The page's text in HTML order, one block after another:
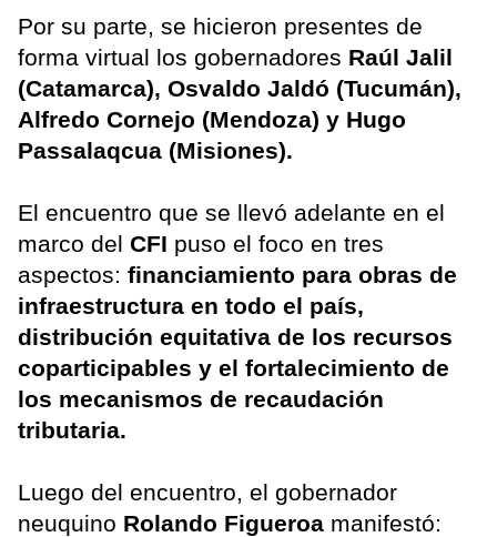
Por su parte, se hicieron presentes de
forma virtual los gobernadores Raúl Jalil
(Catamarca), Osvaldo Jaldó (Tucumán),
Alfredo Cornejo (Mendoza) y Hugo
Passalaqcua (Misiones).
El encuentro que se llevó adelante en el
marco del CFI puso el foco en tres
aspectos: financiamiento para obras de
infraestructura en todo el país,
distribución equitativa de los recursos
coparticipables y el fortalecimiento de
los mecanismos de recaudación
tributaria.
Luego del encuentro, el gobernador
neuquino Rolando Figueroa manifestó: